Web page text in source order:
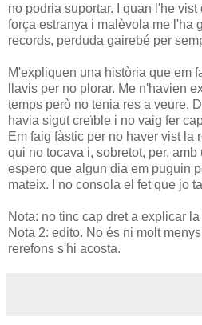
no podria suportar. I quan l'he
força estranya i malèvola me l'ha
records, perduda gairebé per
M'expliquen una història que em
llavis per no plorar. Me n'havien
temps però no tenia res a veure.
havia sigut creïble i no vaig fer
Em faig fàstic per no haver vist la
qui no tocava i, sobretot, per,
espero que algun dia em puguin
mateix. I no consola el fet que jo
Nota: no tinc cap dret a explicar
Nota 2: edito. No és ni molt
rerefons s'hi acosta.